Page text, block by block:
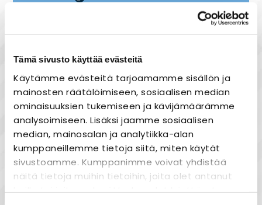
Tämä sivusto käyttää evästeitä
Käytämme evästeitä tarjoamamme sisällön ja
mainosten räätälöimiseen, sosiaalisen median
ominaisuuksien tukemiseen ja kävijämäärämme
analysoimiseen. Lisäksi jaamme sosiaalisen
median, mainosalan ja analytiikka-alan
kumppaneillemme tietoja siitä, miten käytät
sivustoamme. Kumppanimme voivat yhdistää
näitä tietoja muihin tietoihin, joita olet antanut
heille tai joita on kerätty, kun olet käyttänyt
Tuotekuvaus
Airam Handy 450 / 550 / 750
Valonlähde: LED, kiinteä
järjestelmän teho: 5W / 8W / 11W
värilämpötila: 3000/4000 K
valaisimen mitoitettu valovirta: 500 lm /
800 lumen / 1200 lume
pituus: 450 / 550 / 750mm